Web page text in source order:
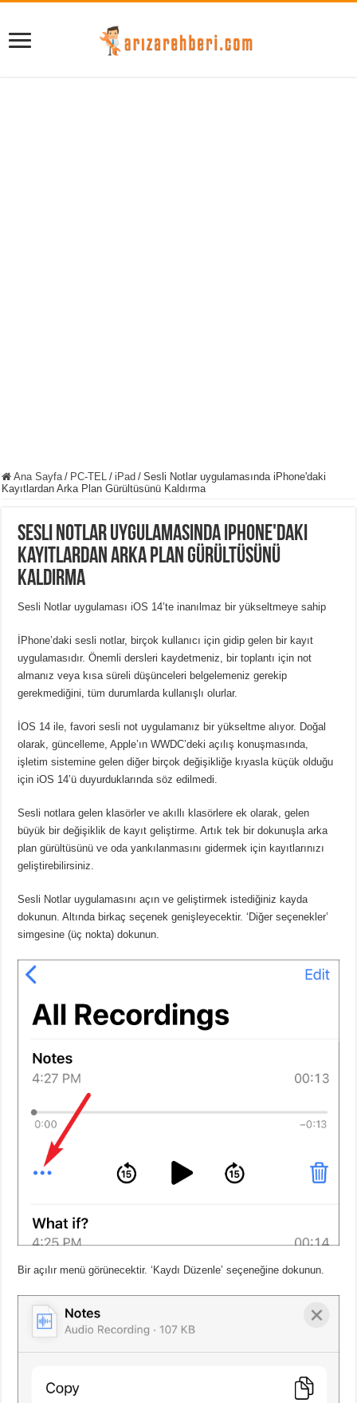
Ana Sayfa / PC-TEL / iPad / Sesli Notlar uygulamasında iPhone'daki
Kayıtlardan Arka Plan Gürültüsünü Kaldırma
Sesli Notlar uygulamasında iPhone'daki
Kayıtlardan Arka Plan Gürültüsünü
Kaldırma
Sesli Notlar uygulaması iOS 14’te inanılmaz bir yükseltmeye sahip
İPhone’daki sesli notlar, birçok kullanıcı için gidip gelen bir kayıt
uygulamasıdır. Önemli dersleri kaydetmeniz, bir toplantı için not
almanız veya kısa süreli düşünceleri belgelemeniz gerekip
gerekmediğini, tüm durumlarda kullanışlı olurlar.
İOS 14 ile, favori sesli not uygulamanız bir yükseltme alıyor. Doğal
olarak, güncelleme, Apple’ın WWDC’deki açılış konuşmasında,
işletim sistemine gelen diğer birçok değişikliğe kıyasla küçük olduğu
için iOS 14’ü duyurduklarında söz edilmedi.
Sesli notlara gelen klasörler ve akıllı klasörlere ek olarak, gelen
büyük bir değişiklik de kayıt geliştirme. Artık tek bir dokunuşla arka
plan gürültüsünü ve oda yankılanmasını gidermek için kayıtlarınızı
geliştirebilirsiniz.
Sesli Notlar uygulamasını açın ve geliştirmek istediğiniz kayda
dokunun. Altında birkaç seçenek genişleyecektir. ‘Diğer seçenekler’
simgesine (üç nokta) dokunun.
Bir açılır menü görünecektir. ‘Kaydı Düzenle’ seçeneğine dokunun.